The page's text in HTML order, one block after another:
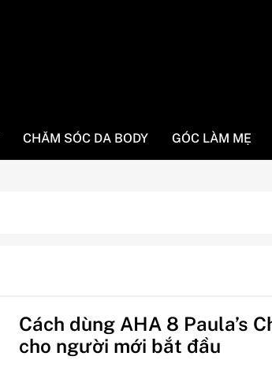
CHĂM SÓC DA BODY GÓC LÀM MẸ
Cách dùng AHA 8 Paula’s
cho người mới bắt đầu